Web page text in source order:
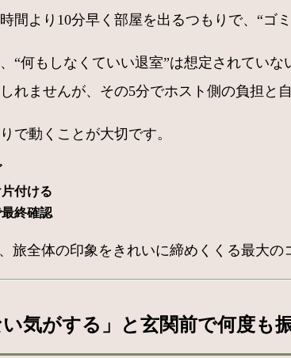
間より10分早く部屋を出るつもりで、“ゴ
“何もしなくていい退室”は想定されてい
れませんが、その5分でホスト側の負担と
で動くことが大切です。
付ける
終確認
旅全体の印象をきれいに締めくくる最大の
気がする」と玄関前で何度も